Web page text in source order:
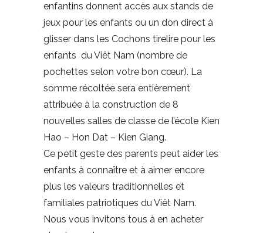
enfantins donnent accès aux stands de
jeux pour les enfants ou un don direct à
glisser dans les Cochons tirelire pour les
enfants du Viêt Nam (nombre de
pochettes selon votre bon cœur). La
somme récoltée sera entièrement
attribuée à la construction de 8
nouvelles salles de classe de l’école Kien
Hao – Hon Dat – Kien Giang.
Ce petit geste des parents peut aider les
enfants à connaître et à aimer encore
plus les valeurs traditionnelles et
familiales patriotiques du Viêt Nam.
Nous vous invitons tous à en acheter